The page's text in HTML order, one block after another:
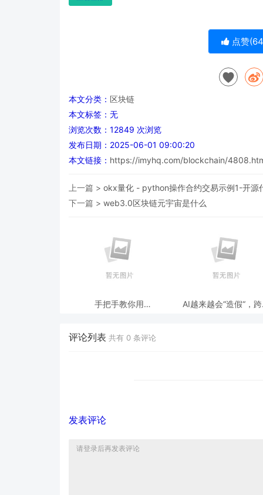
点赞(64
本文分类： 区块链
本文标签：无
浏览次数： 12849 次浏览
发布日期：2025-06-01 09:00:20
本文链接： https://imyhq.com/blockchain/
上一篇 > okx量化 - python操作合约交易示例1-开源
下一篇 > web3.0区块链元宇宙是什么
手把手教你用
AI越来越会“造假“，
评论列表 共有 0 条评论
发表评论